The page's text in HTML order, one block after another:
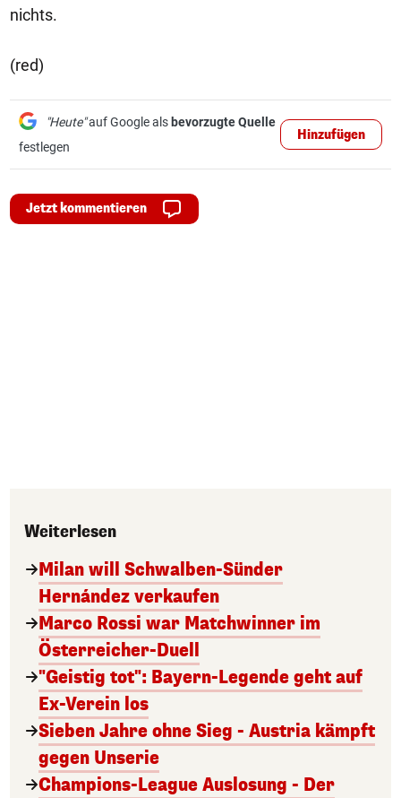
nichts.
(red)
"Heute"auf Google als bevorzugte Quelle
festlegen
Hinzufügen
Jetzt kommentieren
Weiterlesen
Milan will Schwalben-Sünder
Hernández verkaufen
Marco Rossi war Matchwinner im
Österreicher-Duell
"Geistig tot": Bayern-Legende geht auf
Ex-Verein los
Sieben Jahre ohne Sieg - Austria kämpft
gegen Unserie
Champions-League Auslosung - Der